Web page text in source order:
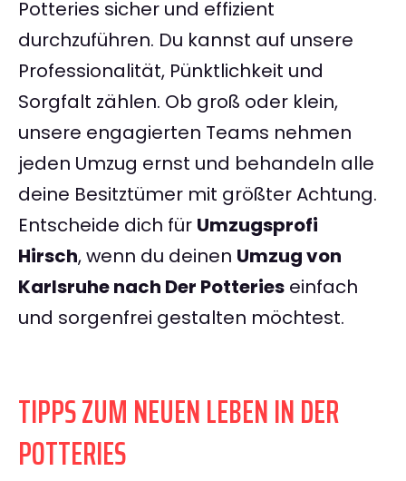
Potteries sicher und effizient
durchzuführen. Du kannst auf unsere
Professionalität, Pünktlichkeit und
Sorgfalt zählen. Ob groß oder klein,
unsere engagierten Teams nehmen
jeden Umzug ernst und behandeln alle
deine Besitztümer mit größter Achtung.
Entscheide dich für Umzugsprofi
Hirsch, wenn du deinen Umzug von
Karlsruhe nach Der Potteries einfach
und sorgenfrei gestalten möchtest.
TIPPS ZUM NEUEN LEBEN IN DER
POTTERIES